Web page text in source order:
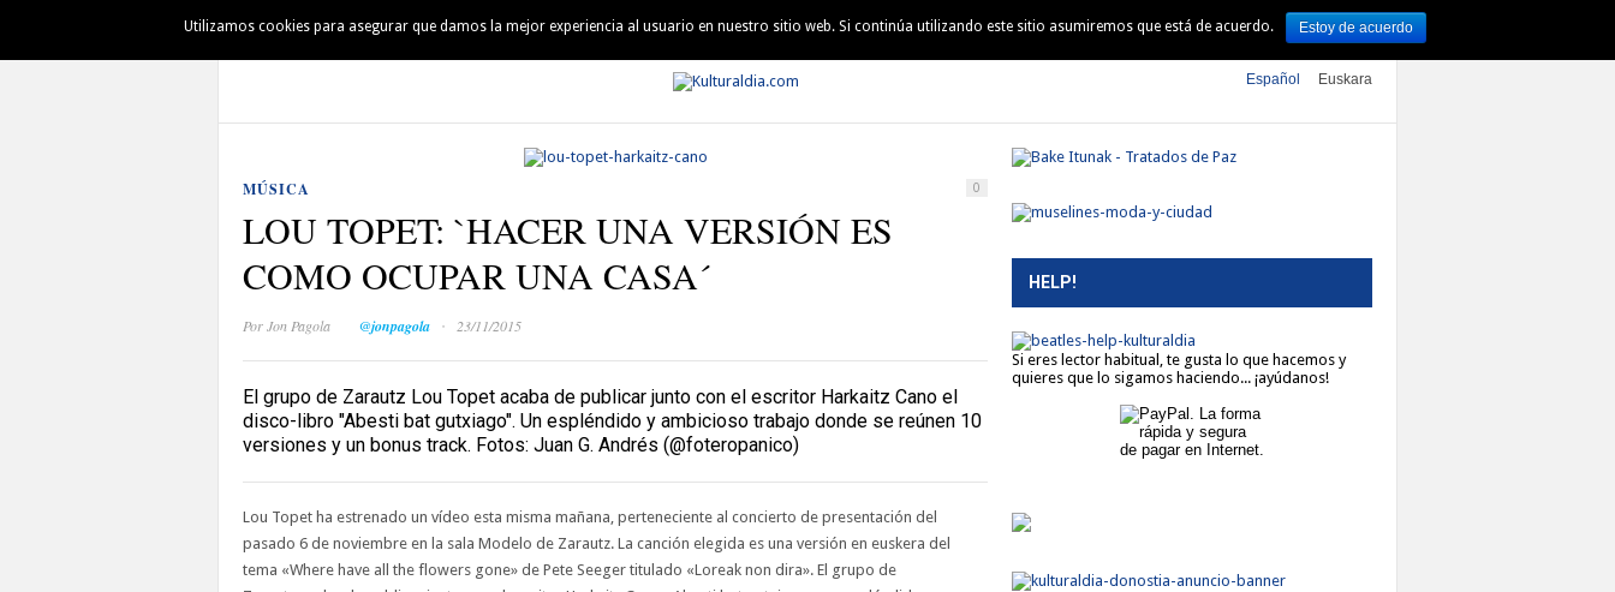
AUSKALO DENBORAPASA PINTXO QUIÉN ES QUIÉN AGENDA MÚSICA PELÍCULAS LECTURA ARTE DSS 2016
Español Euskara
MÚSICA 0
LOU TOPET: `HACER UNA VERSIÓN ES
COMO OCUPAR UNA CASA´
PorJon Pagola @jonpagola · 23/11/2015
El grupo de Zarautz Lou Topet acaba de publicar junto con el escritor Harkaitz Cano el
disco-libro "Abesti bat gutxiago". Un espléndido y ambicioso trabajo donde se reúnen 10
versiones y un bonus track. Fotos: Juan G. Andrés (@foteropanico)
Lou Topet ha estrenado un vídeo esta misma mañana, perteneciente al concierto de presentación del
pasado 6 de noviembre en la sala Modelo de Zarautz. La canción elegida es una versión en euskera del
tema «Where have all the flowers gone» de Pete Seeger titulado «Loreak non dira». El grupo de
HELP!
Si eres lector habitual, te gusta lo que hacemos y
quieres que lo sigamos haciendo... ¡ayúdanos!
Utilizamos cookies para asegurar que damos la mejor experiencia al usuario en nuestro sitio web. Si continúa utilizando este sitio asumiremos que está de acuerdo. Estoy de acuerdo